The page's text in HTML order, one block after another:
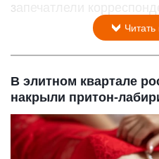
запечатлели
В элитном квартале
накрыли притон-